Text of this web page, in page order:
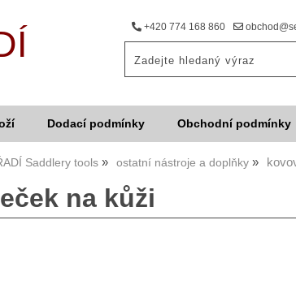
+420 774 168 860
Dodací podmínky Obchodní podmínky
Saddlery tools ostatní nástroje a doplňky
na kůži